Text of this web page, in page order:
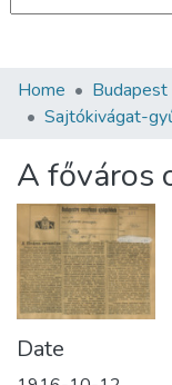
Communities &
Statistics
About us
Home
Sajtókivágat-
A főváros
Date